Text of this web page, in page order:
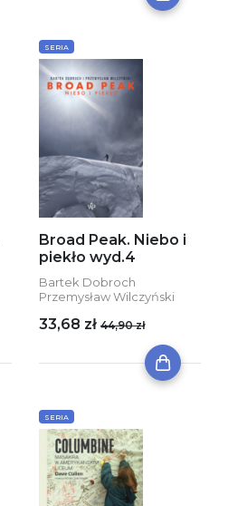
SERIA
Broad Peak. Niebo i
piekło wyd.4
Bartek Dobroch
Przemysław Wilczyński
33,68 zł 44,90 zł
SERIA